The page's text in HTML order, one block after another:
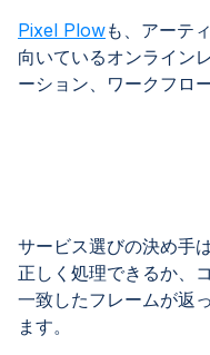
Pixel Plowも、アーテ
向いているオンライン
ーション、ワークフロ
サービス選びの決め手
正しく処理できるか、
一致したフレームが返
ます。